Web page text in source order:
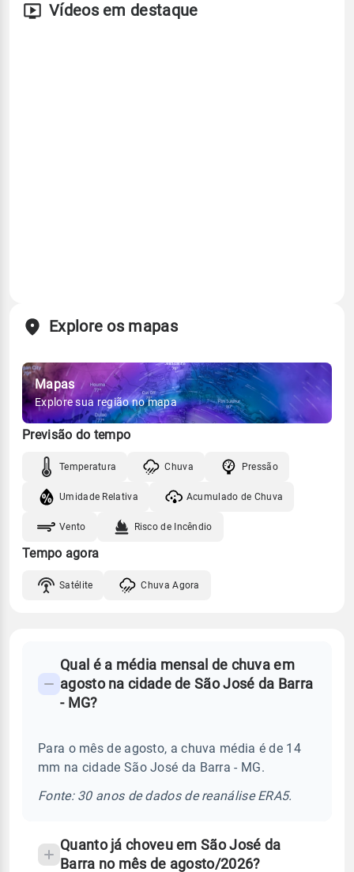
Vídeos em destaque
Explore os mapas
Mapas
Explore sua região no mapa
Previsão do tempo
Temperatura Chuva Pressão
Umidade Relativa Acumulado de Chuva
Vento Risco de Incêndio
Tempo agora
Satélite Chuva Agora
Perguntas
frequentes
chuva
temperatura
Qual é a média mensal de chuva em
agosto na cidade de São José da Barra
- MG?
Para o mês de agosto, a chuva média é de 14
mm na cidade São José da Barra - MG.
Fonte: 30 anos de dados de reanálise ERA5.
Quanto já choveu em São José da
Barra no mês de agosto/2026?